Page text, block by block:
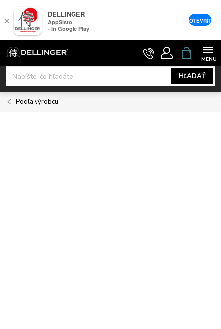
Prejsť
na
obsah
HĽADAŤ
NÁKUPNÝ
KOŠÍK
Podľa výrobcu
×
DELLINGER
AppSisto
- In Google Play
OTEVŘÍT